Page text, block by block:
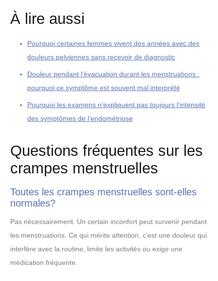
À lire aussi
Pourquoi certaines femmes vivent des années avec des
douleurs pelviennes sans recevoir de diagnostic
Douleur pendant l’évacuation durant les menstruations :
pourquoi ce symptôme est souvent mal interprété
Pourquoi les examens n’expliquent pas toujours l’intensité
des symptômes de l’endométriose
Questions fréquentes sur les
crampes menstruelles
Toutes les crampes menstruelles sont-elles
normales?
Pas nécessairement. Un certain inconfort peut survenir pendant
les menstruations. Ce qui mérite attention, c’est une douleur qui
interfère avec la routine, limite les activités ou exige une
médication fréquente.